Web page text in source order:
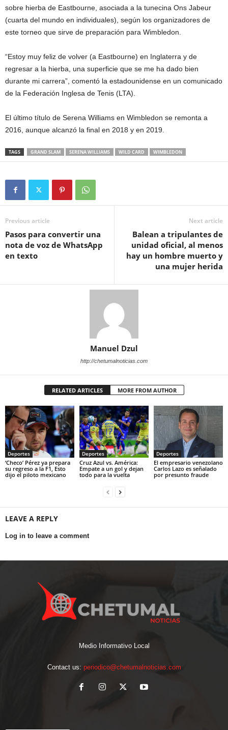
sobre hierba de Eastbourne, asociada a la tunecina Ons Jabeur
(cuarta del mundo en individuales), según los organizadores de
este torneo que sirve de preparación para Wimbledon.
“Estoy muy feliz de volver (a Eastbourne) en Inglaterra y de
regresar a la hierba, una superficie que se me ha dado bien
durante mi carrera”, comentó la estadounidense en un comunicado
de la Federación Inglesa de Tenis (LTA).
El último título de Serena Williams en Wimbledon se remonta a
2016, aunque alcanzó la final en 2018 y en 2019.
TAGS GRAND SLAM SERENA WILLIAMS WILD CARD WIMBLEDON
Previous article
Pasos para convertir una
nota de voz de WhatsApp
en texto
Next article
Balean a tripulantes de
unidad oficial, al menos
hay un hombre muerto y
una mujer herida
Manuel Dzul
http://chetumalnoticias.com
RELATED ARTICLES MORE FROM AUTHOR
Deportes
‘Checo’ Pérez ya prepara
su regreso a la F1, Esto
dijo el piloto mexicano
Deportes
Cruz Azul vs. América:
Empate a un gol y dejan
todo para la vuelta
Deportes
El empresario venezolano
Carlos Lazo es señalado
por presunto fraude
LEAVE A REPLY
Log in to leave a comment
Medio Informativo Local
Contact us: periodico@chetumalnoticias.com